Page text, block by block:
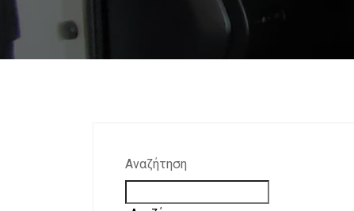
Αναζήτηση